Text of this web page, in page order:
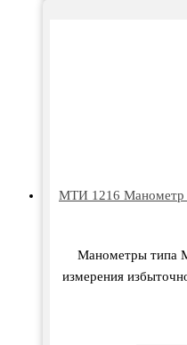
МТИ 1216 Манометр
Манометры типа
измерения